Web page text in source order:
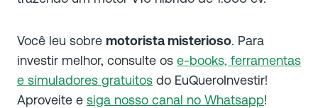
Você leu sobre motorista misterioso. Para
investir melhor, consulte os e-books, ferramentas
e simuladores gratuitos do EuQueroInvestir!
Aproveite e siga nosso canal no Whatsapp!